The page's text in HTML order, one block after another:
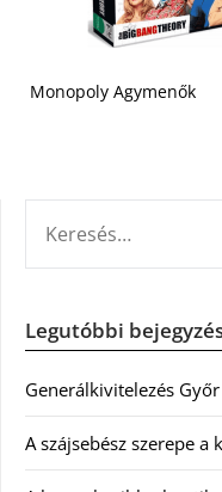
Monopoly Agymenők
Legutóbbi
Generálkivitelezés
A szájsebész szerepe a